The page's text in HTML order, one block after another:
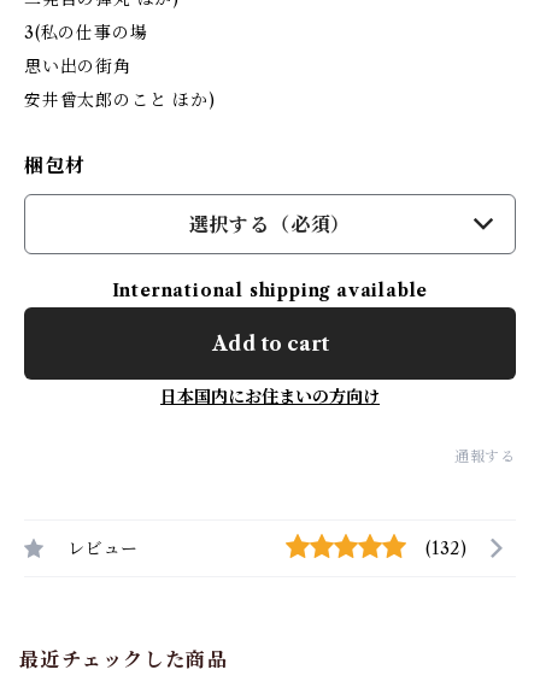
3(私の仕事の場
思い出の街角
安井曾太郎のこと ほか)
梱包材
選択する（必須）
International shipping available
Add to cart
日本国内にお住まいの方向け
通報する
レビュー (132)
最近チェックした商品